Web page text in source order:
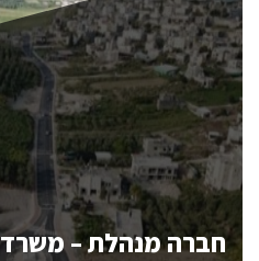
חברה מנהלת –